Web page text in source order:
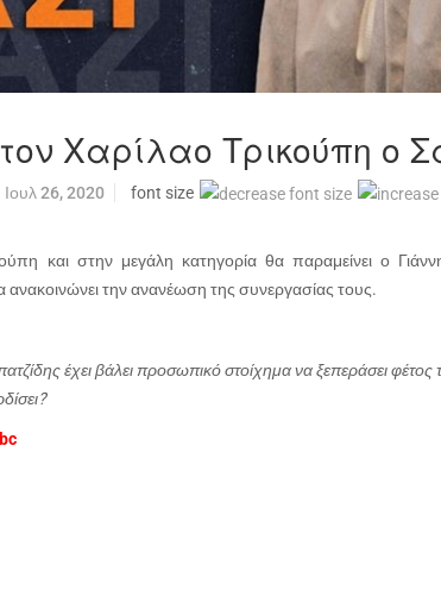
Χαρίλαο Τρικούπη ο
Ιουλ 26, 2020 font size
και στην μεγάλη κατηγορία θα παραμείνει ο
ανακοινώνει την ανανέωση της συνεργασίας τους.
έχει βάλει προσωπικό στοίχημα να ξεπεράσει φέτος